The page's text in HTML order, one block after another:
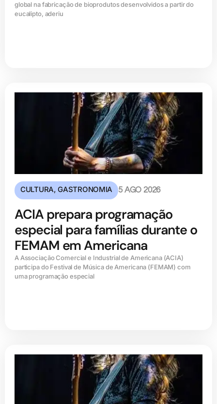
global na fabricação de bioprodutos desenvolvidos a partir do
eucalipto, aderiu
CULTURA,GASTRONOMIA 5 AGO 2026
ACIA prepara programação
especial para famílias durante o
FEMAM em Americana
A Associação Comercial e Industrial de Americana (ACIA)
participa do Festival de Música de Americana (FEMAM) com
uma programação especial